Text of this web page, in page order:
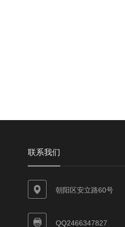
联系我们
朝阳区安立路60号
QQ2466347827